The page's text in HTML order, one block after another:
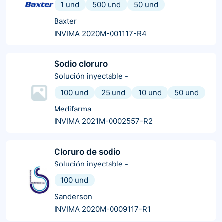
1 und 500 und
50 und
Baxter
INVIMA 2020M-001117-R4
Sodio cloruro
Solución inyectable -
100 und
25 und 10 und
50 und
Medifarma
INVIMA 2021M-0002557-R2
Cloruro de sodio
Solución inyectable -
100 und
Sanderson
INVIMA 2020M-0009117-R1